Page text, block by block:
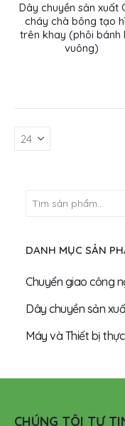
Dây chuyền sản xuất
cháy chà bông tạo
trên khay (phôi bánh
vuông)
DANH MỤC SẢN
Chuyển giao công
Dây chuyền sản
Máy và Thiết bị
CHÚNG TÔI TỰ